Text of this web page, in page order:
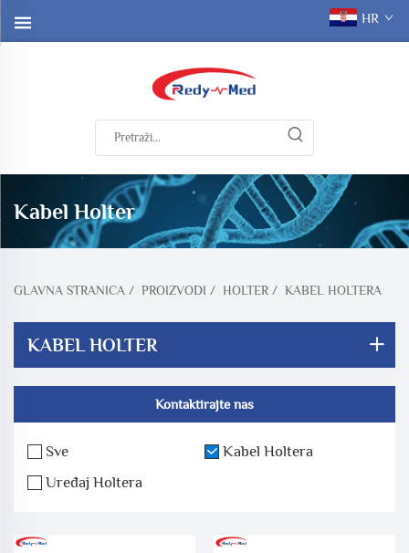
HR
Kabel Holter
GLAVNA STRANICA / PROIZVODI / HOLTER / KABEL HOLTERA
KABEL HOLTER
Kontaktirajte nas
Sve
Kabel Holtera
Uređaj Holtera